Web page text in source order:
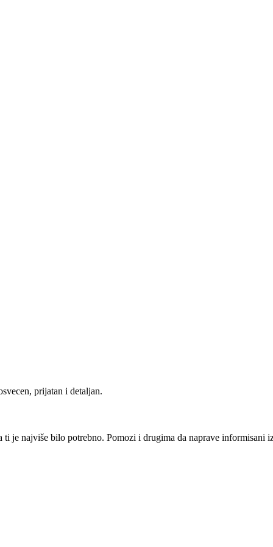
prijatan i detaljan.
je najviše bilo potrebno. Pomozi i drugima da naprave informisani